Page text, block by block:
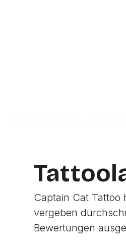
Captain Cat Tattoo
vergeben
Bewertungen